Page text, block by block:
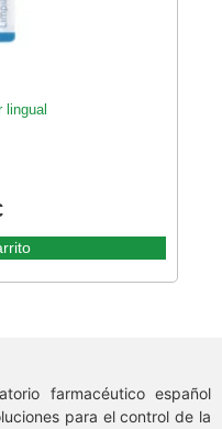
lingual
farmacéutico español
para el control de la